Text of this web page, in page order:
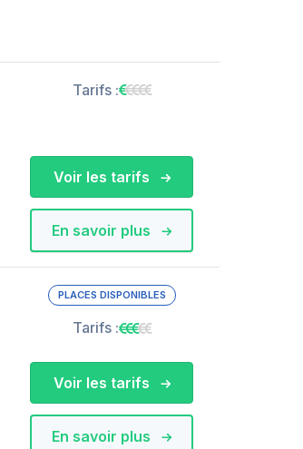
Tarifs :
En savoir plus
Voir les tarifs
PLACES DISPONIBLES
Tarifs :
En savoir plus
Voir les tarifs